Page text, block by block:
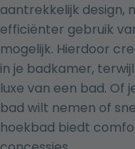
aantrekkelijk design,
efficiënter gebruik
mogelijk. Hierdoor
in je badkamer,
luxe van een bad. Of
bad wilt nemen of
hoekbad biedt